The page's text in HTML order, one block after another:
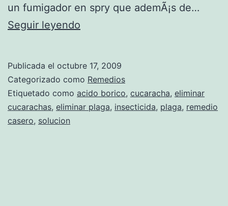
un fumigador en spry que ademÃ¡s de…
Seguir leyendo
o
e
l
Publicada el octubre 17, 2009
Categorizado como Remedios
Etiquetado como acido borico, cucaracha, eliminar
cucarachas, eliminar plaga, insecticida, plaga, remedio
casero, solucion